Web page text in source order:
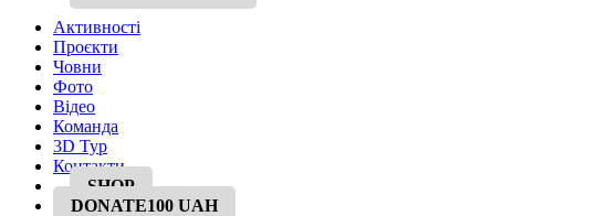
Активності
Проєкти
Човни
Фото
Відео
Команда
3D Тур
Контакти
SHOP
DONATE100 UAH